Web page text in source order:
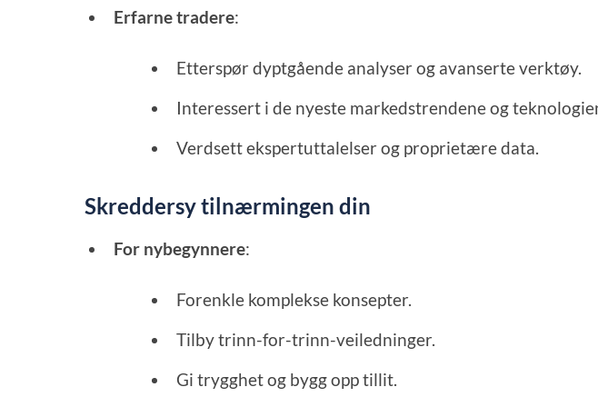
Erfarne tradere:
Etterspør dyptgående analyser og avanserte verktøy.
Interessert i de nyeste markedstrendene og
Verdsett ekspertuttalelser og proprietære data.
Skreddersy tilnærmingen din
For nybegynnere:
Forenkle komplekse konsepter.
Tilby trinn-for-trinn-veiledninger.
Gi trygghet og bygg opp tillit.